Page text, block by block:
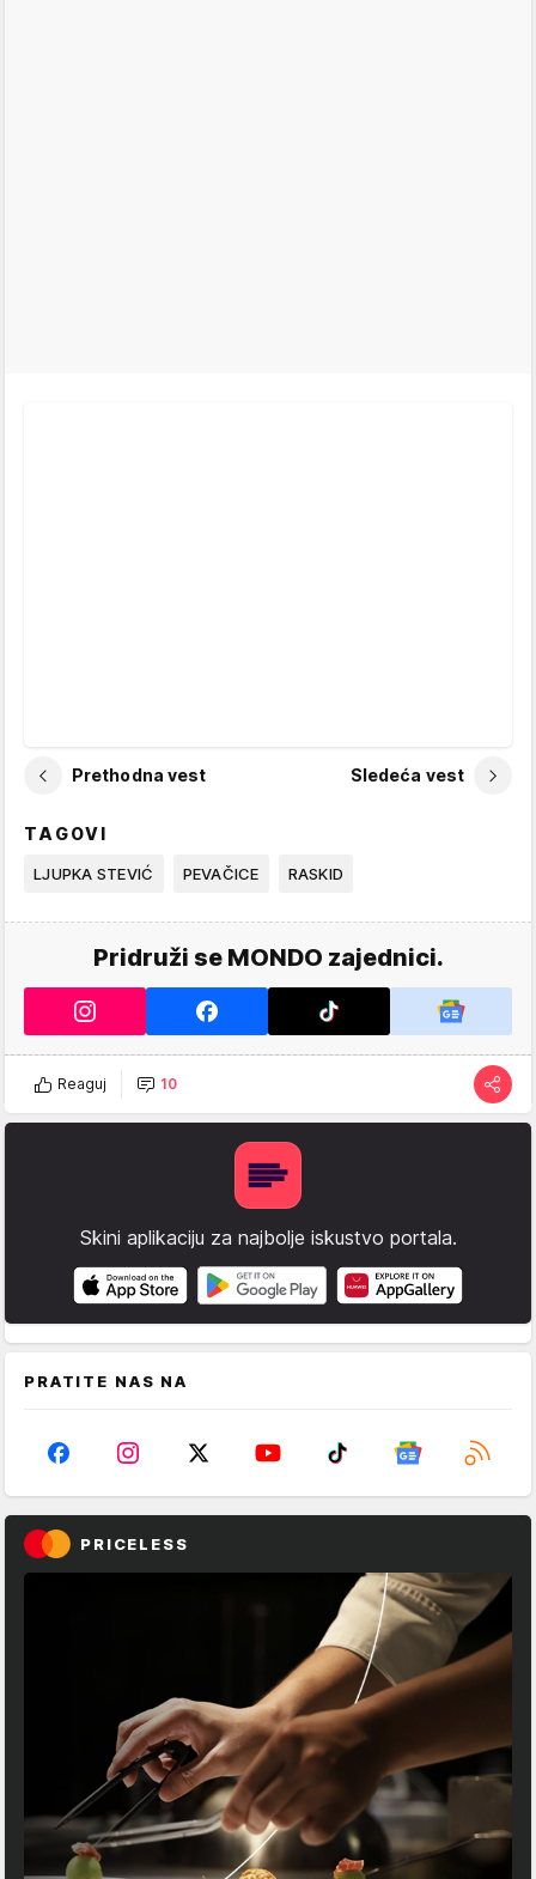
Prethodna vest Sledeća vest
TAGOVI
LJUPKA STEVIĆ PEVAČICE RASKID
Pridruži se MONDO zajednici.
Reaguj 10
Skini aplikaciju za najbolje iskustvo portala.
PRATITE NAS NA
PRICELESS